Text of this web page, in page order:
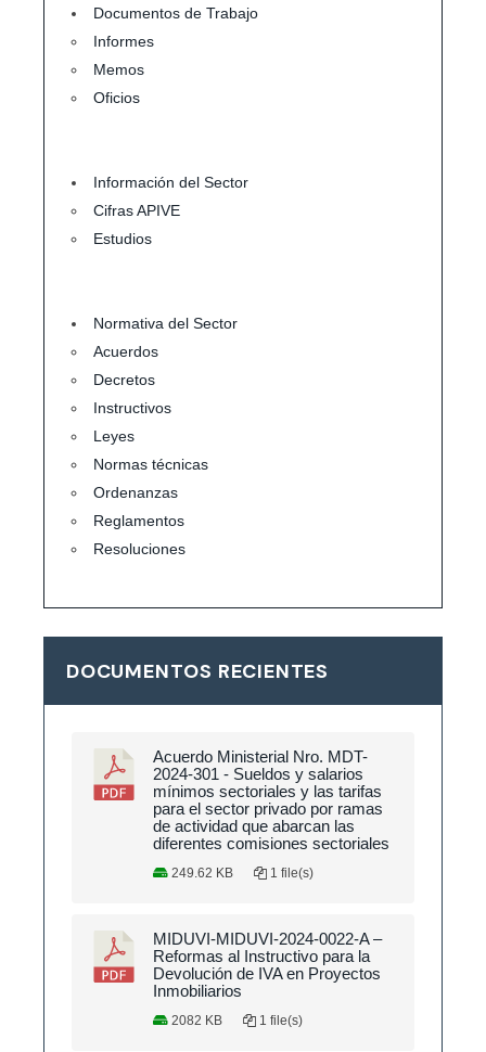
Documentos de Trabajo
Informes
Memos
Oficios
Información del Sector
Cifras APIVE
Estudios
Normativa del Sector
Acuerdos
Decretos
Instructivos
Leyes
Normas técnicas
Ordenanzas
Reglamentos
Resoluciones
DOCUMENTOS RECIENTES
Acuerdo Ministerial Nro. MDT-
2024-301 - Sueldos y salarios
mínimos sectoriales y las tarifas
para el sector privado por ramas
de actividad que abarcan las
diferentes comisiones sectoriales
249.62 KB 1 file(s)
MIDUVI-MIDUVI-2024-0022-A –
Reformas al Instructivo para la
Devolución de IVA en Proyectos
Inmobiliarios
2082 KB 1 file(s)